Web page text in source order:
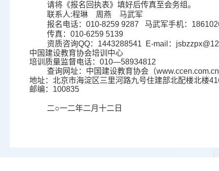
请将《报名回执表》填好后传真至会务组。
联系人:程琳 周燕
马武军
报名电话： 010-8259 9287 马武军手机：
传真： 010-6259 5139
资质咨询QQ： 1443288541 E-mail ：
中国建设教育协会培训中心
培训质量监督电话：010—58934812
查询网址：中国建设教育协会（www.ccen.com.cn
地址：北京市海淀区三里河路九号住建部北配楼北楼
邮编：100835
二○一二年二月十二日